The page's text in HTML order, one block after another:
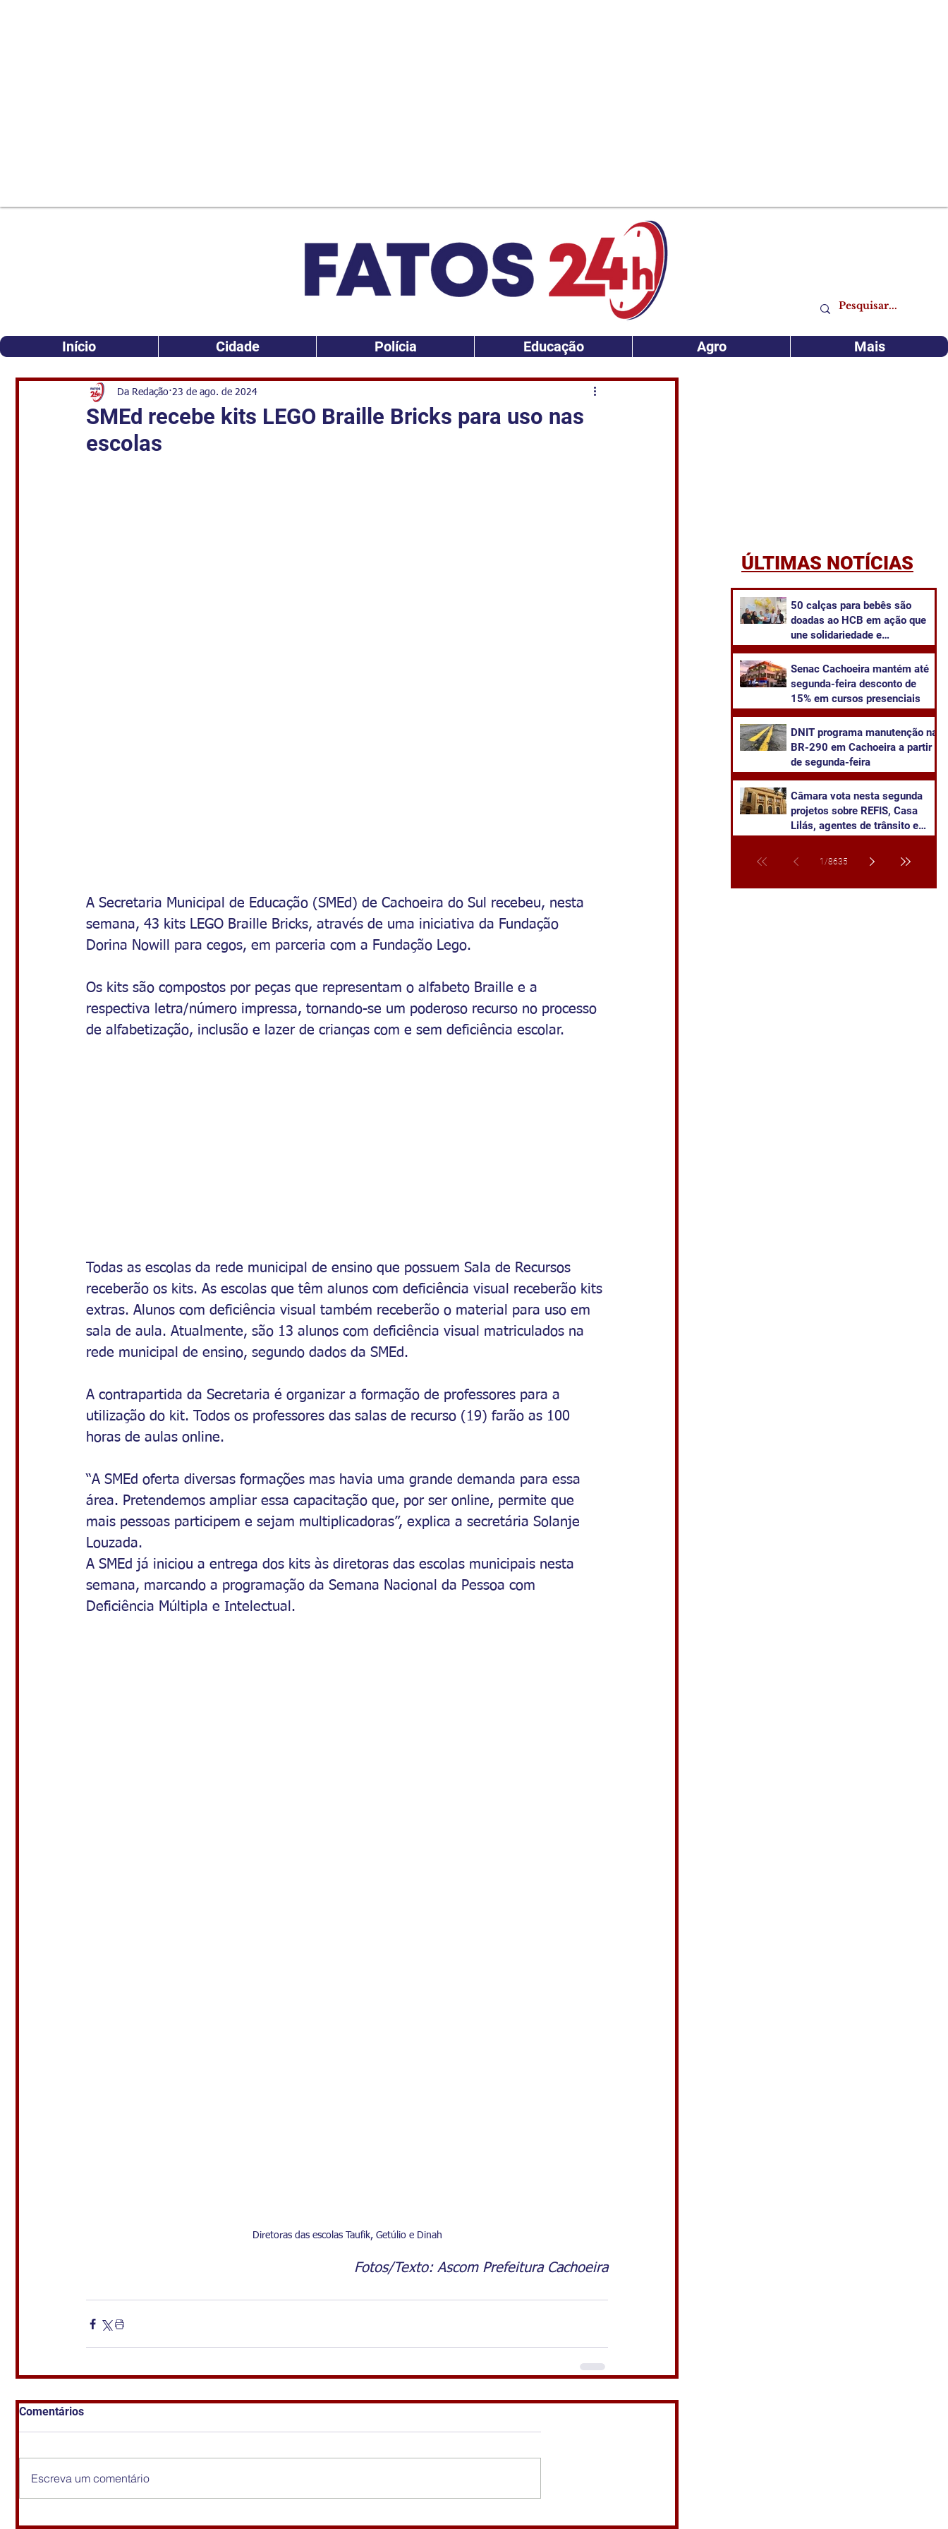
Início Cidade Polícia Educação Agro Mais
SMEd recebe kits LEGO Braille Bricks para uso nas
escolas
Da Redação 23 de ago. de 2024
A Secretaria Municipal de Educação (SMEd) de Cachoeira do Sul recebeu, nesta
semana, 43 kits LEGO Braille Bricks, através de uma iniciativa da Fundação
Dorina Nowill para cegos, em parceria com a Fundação Lego.
Os kits são compostos por peças que representam o alfabeto Braille e a
respectiva letra/número impressa, tornando-se um poderoso recurso no processo
de alfabetização, inclusão e lazer de crianças com e sem deficiência escolar.
Todas as escolas da rede municipal de ensino que possuem Sala de Recursos
receberão os kits. As escolas que têm alunos com deficiência visual receberão kits
extras. Alunos com deficiência visual também receberão o material para uso em
sala de aula. Atualmente, são 13 alunos com deficiência visual matriculados na
rede municipal de ensino, segundo dados da SMEd.
A contrapartida da Secretaria é organizar a formação de professores para a
utilização do kit. Todos os professores das salas de recurso (19) farão as 100
horas de aulas online.
“A SMEd oferta diversas formações mas havia uma grande demanda para essa
área. Pretendemos ampliar essa capacitação que, por ser online, permite que
mais pessoas participem e sejam multiplicadoras”, explica a secretária Solanje
Louzada.
A SMEd já iniciou a entrega dos kits às diretoras das escolas municipais nesta
semana, marcando a programação da Semana Nacional da Pessoa com
Deficiência Múltipla e Intelectual.
Diretoras das escolas Taufik, Getúlio e Dinah
Fotos/Texto: Ascom Prefeitura Cachoeira
Comentários
Escreva um comentário
ÚLTIMAS NOTÍCIAS
50 calças para bebês são
doadas ao HCB em ação que
une solidariedade e
Senac Cachoeira mantém até
segunda-feira desconto de
15% em cursos presenciais
DNIT programa manutenção na
BR-290 em Cachoeira a partir
de segunda-feira
Câmara vota nesta segunda
projetos sobre REFIS, Casa
Lilás, agentes de trânsito e
1 /8635